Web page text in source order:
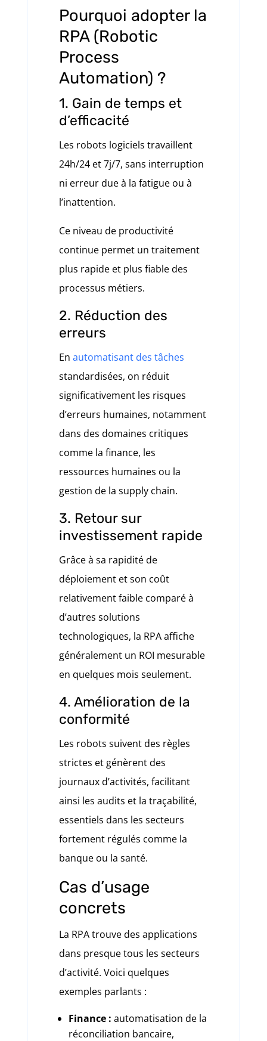
Pourquoi adopter la
RPA (Robotic
Process
Automation) ?
1. Gain de temps et
d’efficacité
Les robots logiciels travaillent
24h/24 et 7j/7, sans interruption
ni erreur due à la fatigue ou à
l’inattention.
Ce niveau de productivité
continue permet un traitement
plus rapide et plus fiable des
processus métiers.
2. Réduction des
erreurs
Enautomatisant des tâches
standardisées, on réduit
significativement les risques
d’erreurs humaines, notamment
dans des domaines critiques
comme la finance, les
ressources humaines ou la
gestion de la supply chain.
3. Retour sur
investissement rapide
Grâce à sa rapidité de
déploiement et son coût
relativement faible comparé à
d’autres solutions
technologiques, la RPA affiche
généralement un ROI mesurable
en quelques mois seulement.
4. Amélioration de la
conformité
Les robots suivent des règles
strictes et génèrent des
journaux d’activités, facilitant
ainsi les audits et la traçabilité,
essentiels dans les secteurs
fortement régulés comme la
banque ou la santé.
Cas d’usage
concrets
La RPA trouve des applications
dans presque tous les secteurs
d’activité. Voici quelques
exemples parlants :
Finance : automatisation de la
réconciliation bancaire,